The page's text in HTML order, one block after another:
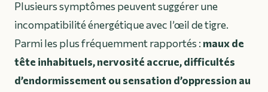
Plusieurs symptômes peuvent suggérer une
incompatibilité énergétique avec l’œil de tigre.
Parmi les plus fréquemment rapportés : maux de
tête inhabituels, nervosité accrue, difficultés
d’endormissement ou sensation d’oppression au